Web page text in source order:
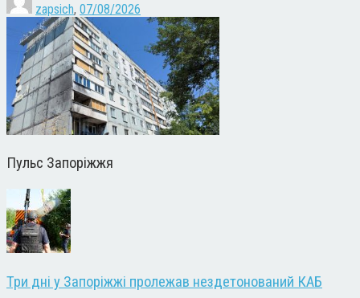
zapsich, 07/08/2026
Пульс Запоріжжя
Три дні у Запоріжжі пролежав нездетонований КАБ